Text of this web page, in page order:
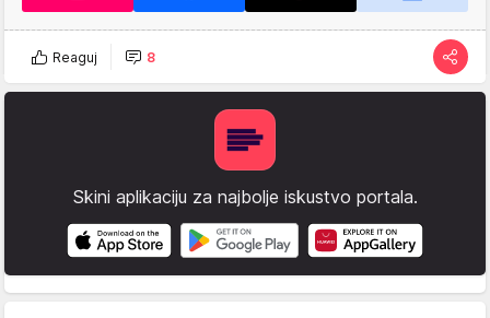
Reaguj 8
Skini aplikaciju za najbolje iskustvo portala.